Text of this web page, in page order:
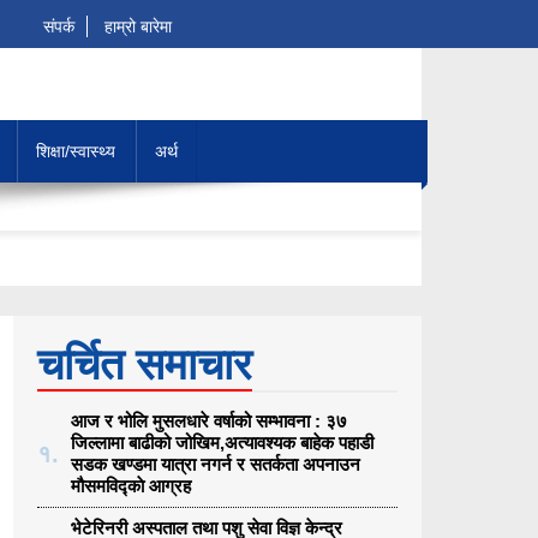
संपर्क हाम्रो बारेमा
शिक्षा/स्वास्थ्य अर्थ
चर्चित समाचार
१.
आज र भोलि मुसलधारे वर्षाको सम्भावना : ३७
जिल्लामा बाढीको जोखिम,अत्यावश्यक बाहेक पहाडी
सडक खण्डमा यात्रा नगर्न र सतर्कता अपनाउन
मौसमविद्काे आग्रह
भेटेरिनरी अस्पताल तथा पशु सेवा विज्ञ केन्द्र